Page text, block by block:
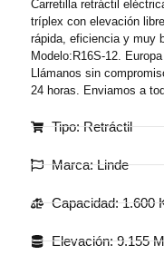
Carretilla retráctil
tríplex con elevación
rápida, eficiencia y muy
Modelo:R16S-12.
Llámanos sin
24 horas. Enviamos a
Tipo: Retráctil
Marca: Linde
Capacidad: 1.600
Elevación: 9.155